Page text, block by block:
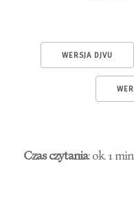
WERSJA DJVU
Czas czytania: ok. 1 min.